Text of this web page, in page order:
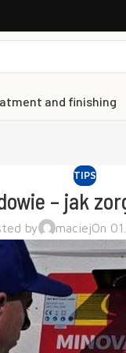
and finishing
TIPS
– jak
by maciejOn